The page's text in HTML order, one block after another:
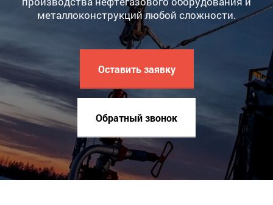
металлоконструкций любой сложности.
Оставить заявку
Обратный звонок